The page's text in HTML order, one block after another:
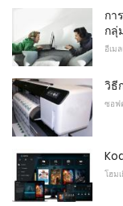
กา
กลุ่
อีเม
วิธี
ซอฟ
โฮม